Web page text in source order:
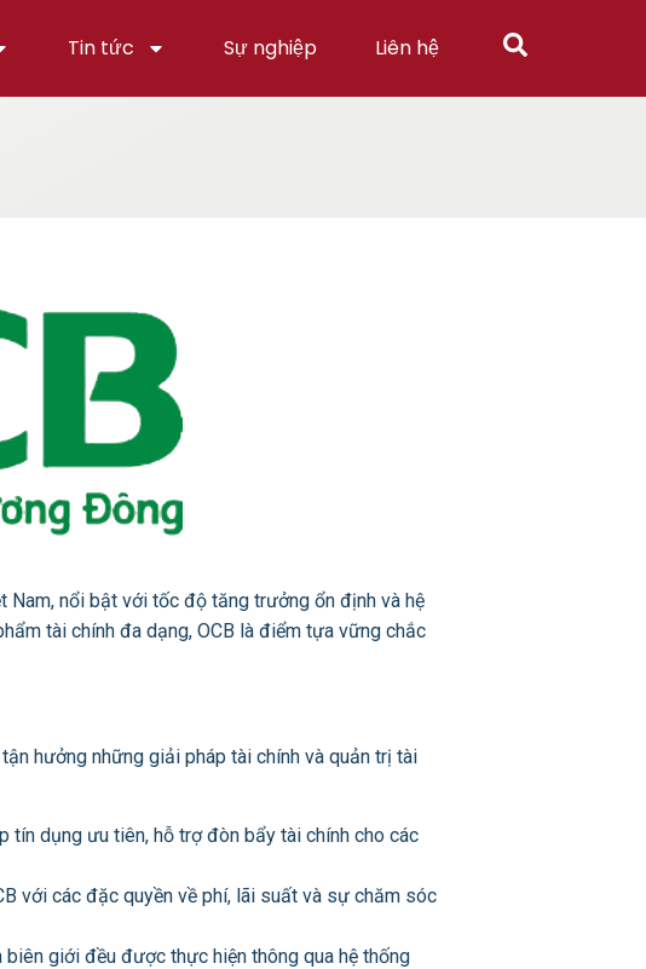
Tin tức Sự nghiệp Liên hệ
Nam, nổi bật với tốc độ tăng trưởng ổn định và hệ
tài chính đa dạng, OCB là điểm tựa vững chắc
hưởng những giải pháp tài chính và quản trị tài
tín dụng ưu tiên, hỗ trợ đòn bẩy tài chính cho các
với các đặc quyền về phí, lãi suất và sự chăm sóc
giới đều được thực hiện thông qua hệ thống